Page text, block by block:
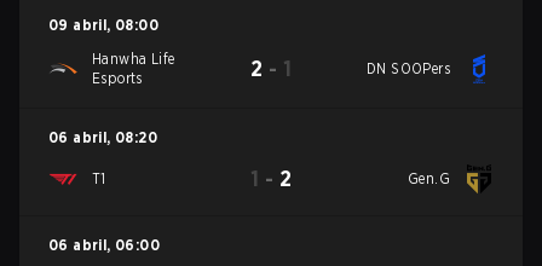
09 abril, 08:00
Hanwha Life
Esports
2 - 1 DN SOOPers
06 abril, 08:20
T1 1 - 2 Gen.G
06 abril, 06:00